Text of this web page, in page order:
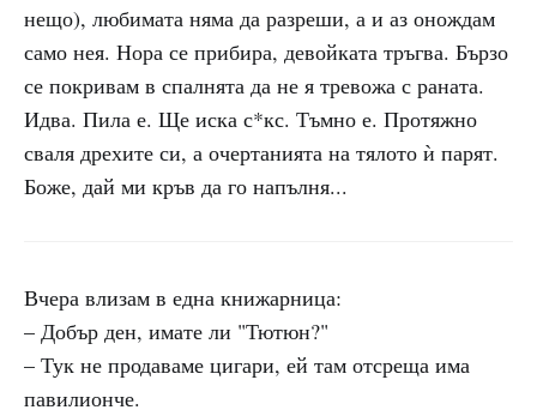
нещо), любимата няма да разреши, а и аз онождам
само нея. Нора се прибира, девойката тръгва. Бързо
се покривам в спалнята да не я тревожа с раната.
Идва. Пила е. Ще иска с*кс. Тъмно е. Протяжно
сваля дрехите си, а очертанията на тялото ѝ парят.
Боже, дай ми кръв да го напълня...
Вчера влизам в една книжарница:
– Добър ден, имате ли "Тютюн?"
– Тук не продаваме цигари, ей там отсреща има
павилионче.